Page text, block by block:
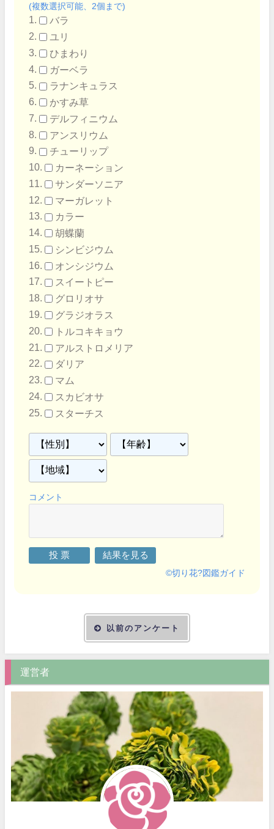
(複数選択可能、2個まで)
バラ
ユリ
ひまわり
ガーベラ
ラナンキュラス
かすみ草
デルフィニウム
アンスリウム
チューリップ
カーネーション
サンダーソニア
マーガレット
カラー
胡蝶蘭
シンビジウム
オンシジウム
スイートピー
グロリオサ
グラジオラス
トルコキキョウ
アルストロメリア
ダリア
マム
スカビオサ
スターチス
コメント
©切り花?図鑑ガイド
以前のアンケート
運営者